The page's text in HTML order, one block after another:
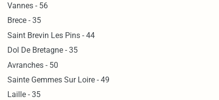
Vannes - 56
Brece - 35
Saint Brevin Les Pins - 44
Dol De Bretagne - 35
Avranches - 50
Sainte Gemmes Sur Loire - 49
Laille - 35